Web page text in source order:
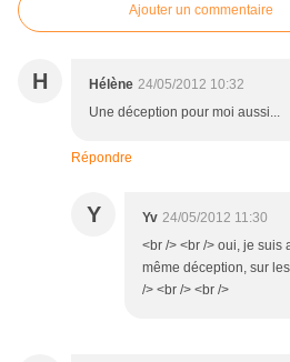
Ajouter un commentaire
H Hélène 24/05/2012 10:32
Une déception pour moi aussi...
Répondre
Y Yv 24/05/2012 11:30
<br /> <br /> oui, je suis
même déception, sur
/> <br /> <br />